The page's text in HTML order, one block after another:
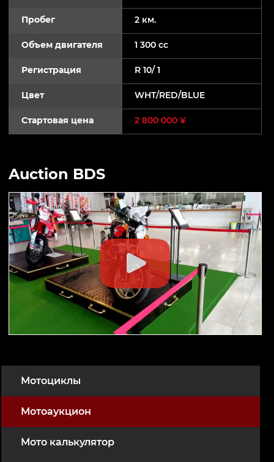
Мотоциклы
Мотоаукцион
Мото калькулятор
Пробег 2 км.
Объем двигателя 1 300 cc
Регистрация R 10/ 1
Цвет WHT/RED/BLUE
Стартовая цена 2 800 000 ¥
Auction BDS